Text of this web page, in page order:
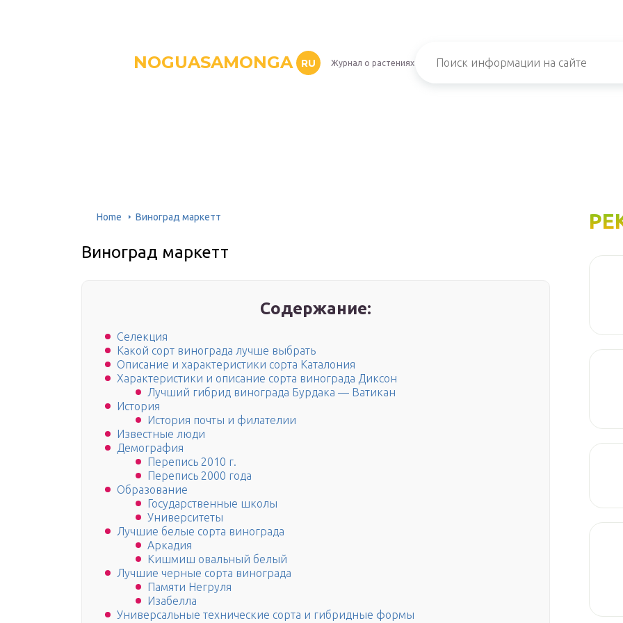
NOGUASAMONGA RU Журнал о растениях
Home Виноград маркетт
Виноград маркетт
Содержание:
Селекция
Какой сорт винограда лучше выбрать
Описание и характеристики сорта Каталония
Характеристики и описание сорта винограда Диксон
Лучший гибрид винограда Бурдака — Ватикан
История
История почты и филателии
Известные люди
Демография
Перепись 2010 г.
Перепись 2000 года
Образование
Государственные школы
Университеты
Лучшие белые сорта винограда
Аркадия
Кишмиш овальный белый
Лучшие черные сорта винограда
Памяти Негруля
Изабелла
Универсальные технические сорта и гибридные формы